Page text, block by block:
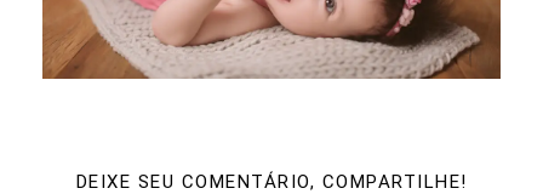
DEIXE SEU COMENTÁRIO, COMPARTILHE!